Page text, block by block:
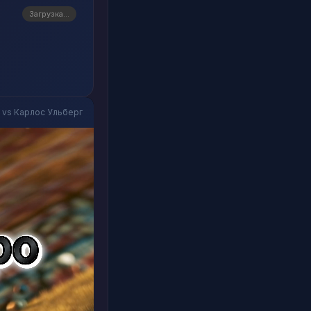
Загрузка...
Карлос Ульберг